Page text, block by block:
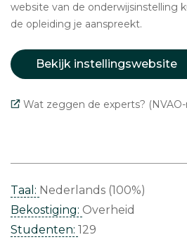
website van de onderwijsinstelling
de opleiding je aanspreekt.
Bekijk instellingswebsite
Wat zeggen de experts? (NVAO-
Taal: Nederlands (100%)
Bekostiging: Overheid
Studenten: 129